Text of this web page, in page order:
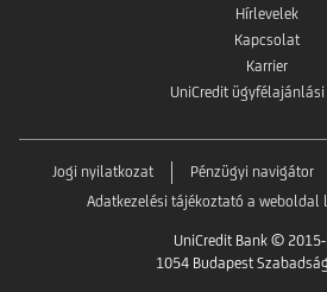
Hírlevelek
Kapcsolat
Karrier
UniCredit ügyfélajánlási
Jogi nyilatkozat Pénzügyi navigátor
Adatkezelési tájékoztató a weboldal
UniCredit Bank ©
1054 Budapest